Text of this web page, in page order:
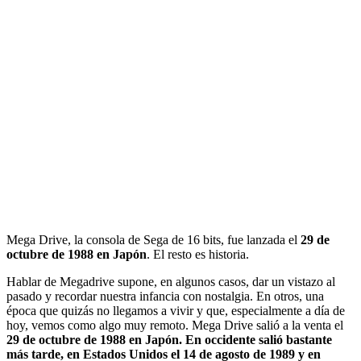
Mega Drive, la consola de Sega de 16 bits, fue lanzada el 29 de
octubre de 1988 en Japón. El resto es historia.
Hablar de Megadrive supone, en algunos casos, dar un vistazo al
pasado y recordar nuestra infancia con nostalgia. En otros, una
época que quizás no llegamos a vivir y que, especialmente a día de
hoy, vemos como algo muy remoto. Mega Drive salió a la venta el
29 de octubre de 1988 en Japón. En occidente salió bastante
más tarde, en Estados Unidos el 14 de agosto de 1989 y en